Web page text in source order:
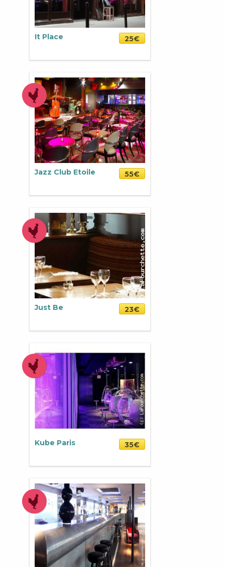
It Place 25€
Jazz Club Etoile 55€
Just Be 23€
Kube Paris 35€